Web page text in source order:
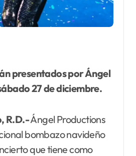
presentados por Ángel
27 de diciembre.
R.D.-Ángel Productions
bombazo navideño
que tiene como